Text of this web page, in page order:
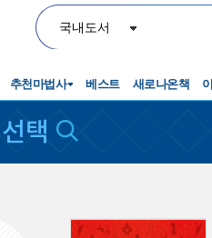
국내도서
추천마법사 베스트 새로나온책
선택